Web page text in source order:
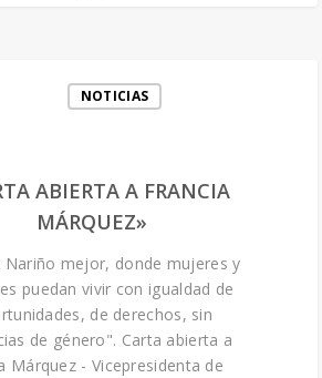
NOTICIAS
ABIERTA A FRANCIA
MÁRQUEZ»
Nariño mejor, donde mujeres y
puedan vivir con igualdad de
de derechos, sin
de género". Carta abierta a
Márquez - Vicepresidenta de